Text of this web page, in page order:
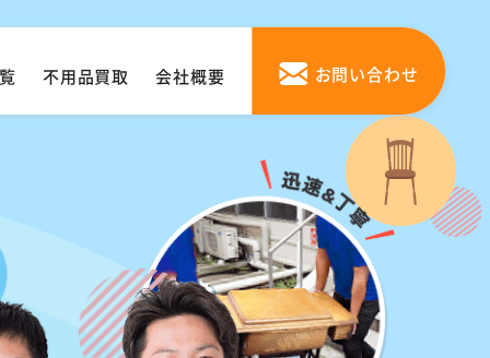
不用品買取 会社概要 お問い合わせ